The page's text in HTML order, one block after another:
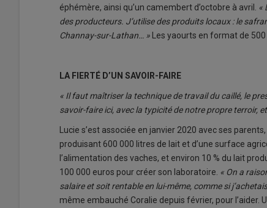
éphémère, ainsi qu’un camembert d’octobre à avril. «
des producteurs. J’utilise des produits locaux : le
Channay-sur-Lathan… » Les yaourts en format de
LA FIERTÉ D’UN SAVOIR-FAIRE
« Il faut maîtriser la technique de travail du caillé, le
savoir-faire ici, avec la typicité de notre propre terroir,
Lucie s’est associée en janvier 2020 avec ses
produisant 600 000 litres de lait et d’une surface
l’alimentation des vaches, et environ 10 % du lait
100 000 euros pour créer son laboratoire. « On a
salaire et soit rentable en lui-même, comme si
même embauché Coralie depuis février, pour l’aider.